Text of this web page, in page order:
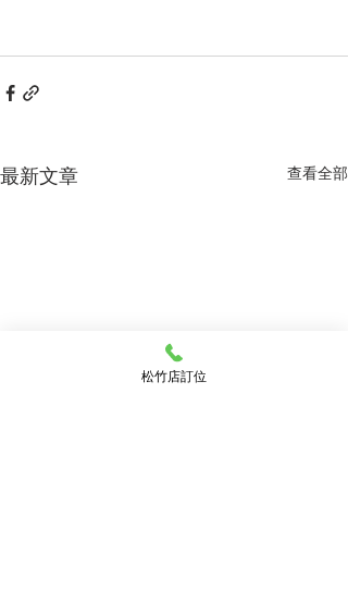
最新文章 查看全部
松竹店訂位